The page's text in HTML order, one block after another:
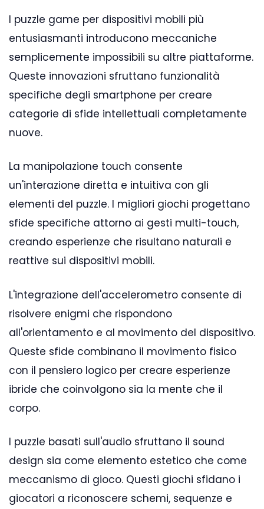
I puzzle game per dispositivi mobili più
entusiasmanti introducono meccaniche
semplicemente impossibili su altre piattaforme.
Queste innovazioni sfruttano funzionalità
specifiche degli smartphone per creare
categorie di sfide intellettuali completamente
nuove.
La manipolazione touch consente
un'interazione diretta e intuitiva con gli
elementi del puzzle. I migliori giochi progettano
sfide specifiche attorno ai gesti multi-touch,
creando esperienze che risultano naturali e
reattive sui dispositivi mobili.
L'integrazione dell'accelerometro consente di
risolvere enigmi che rispondono
all'orientamento e al movimento del dispositivo.
Queste sfide combinano il movimento fisico
con il pensiero logico per creare esperienze
ibride che coinvolgono sia la mente che il
corpo.
I puzzle basati sull'audio sfruttano il sound
design sia come elemento estetico che come
meccanismo di gioco. Questi giochi sfidano i
giocatori a riconoscere schemi, sequenze e